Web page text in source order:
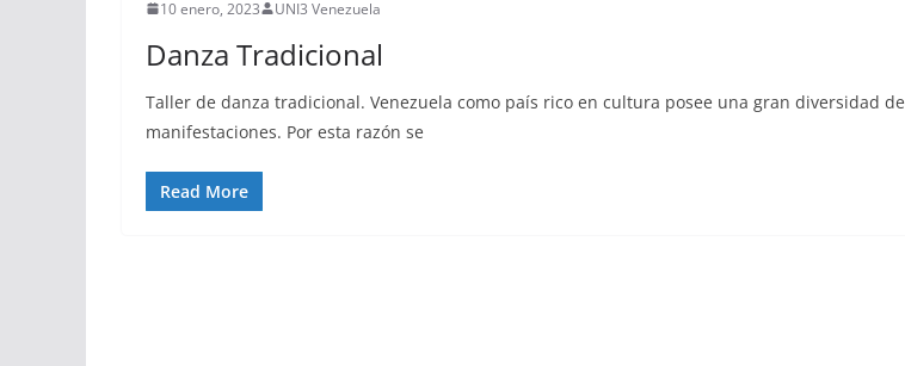
10 enero, 2023 UNI3 Venezuela
Danza Tradicional
Taller de danza tradicional. Venezuela como país rico en cultura posee una gran diversidad de
manifestaciones. Por esta razón se
Read More